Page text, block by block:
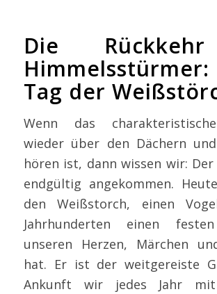
Die
Tag der
Wenn das
wieder über den Dächern
hören ist, dann wissen wir:
endgültig angekommen.
den Weißstorch, einen
Jahrhunderten einen
unseren Herzen, Märchen
hat. Er ist der weitgereiste
Ankunft wir jedes Jahr mit